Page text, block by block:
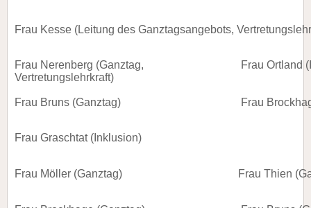
Frau Kesse (Leitung des Ganztagsangebots,
Frau Nerenberg (Ganztag,
Vertretungslehrkraft)
Frau Ortland
Frau Bruns (Ganztag) Frau
Frau Graschtat (Inklusion)
Frau Möller (Ganztag) Frau Thien